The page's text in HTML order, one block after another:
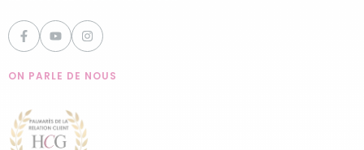
ON PARLE DE NOUS